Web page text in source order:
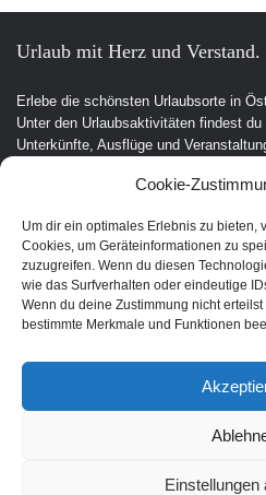
Cookie-
Um dir ein optimales Erlebnis zu bieten,
Cookies, um Geräteinformationen zu
zuzugreifen. Wenn du diesen
wie das Surfverhalten oder eindeutige
Wenn du deine Zustimmung nicht
bestimmte Merkmale und Funktionen
Einstellungen
Urlaub mit Herz und Verstand.
Erlebe die schönsten Urlaubsorte in
Unter den Urlaubsaktivitäten findest
Unterkünfte, Ausflüge und
Nachhaltigkeits-Check für Ihr Hotel
Kontakt
Impressum
Datenschutzerklärung
Burgenland